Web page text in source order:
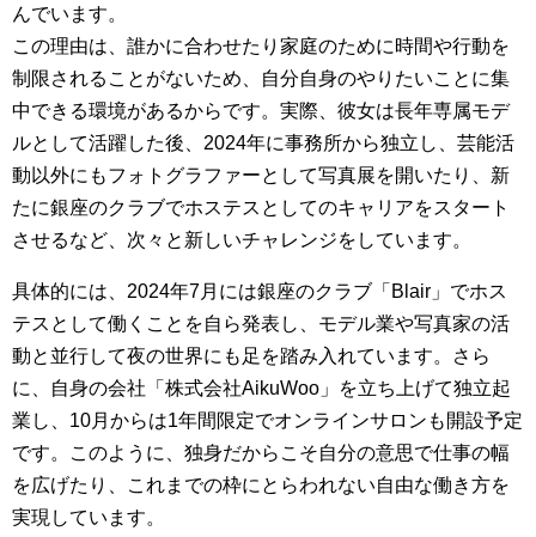
んでいます。
この理由は、誰かに合わせたり家庭のために時間や行動を
制限されることがないため、自分自身のやりたいことに集
中できる環境があるからです。実際、彼女は長年専属モデ
ルとして活躍した後、2024年に事務所から独立し、芸能活
動以外にもフォトグラファーとして写真展を開いたり、新
たに銀座のクラブでホステスとしてのキャリアをスタート
させるなど、次々と新しいチャレンジをしています。
具体的には、2024年7月には銀座のクラブ「Blair」でホス
テスとして働くことを自ら発表し、モデル業や写真家の活
動と並行して夜の世界にも足を踏み入れています。さら
に、自身の会社「株式会社AikuWoo」を立ち上げて独立起
業し、10月からは1年間限定でオンラインサロンも開設予定
です。このように、独身だからこそ自分の意思で仕事の幅
を広げたり、これまでの枠にとらわれない自由な働き方を
実現しています。